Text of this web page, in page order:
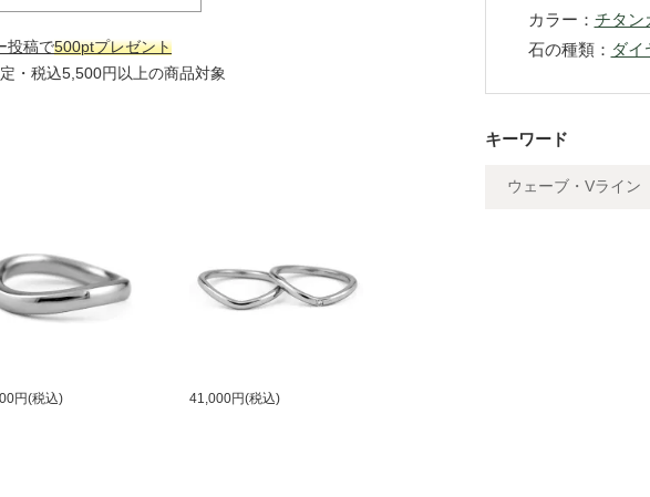
2025/07/28 16:01:12
投稿で500ptプレゼント
・税込5,500円以上の商品対象
円(税込) 41,000円(税込)
カラー： チタン
石の種類： ダイ
キーワード
ウェーブ・Vライン